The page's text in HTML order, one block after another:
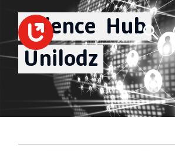
Science Hub
Unilodz